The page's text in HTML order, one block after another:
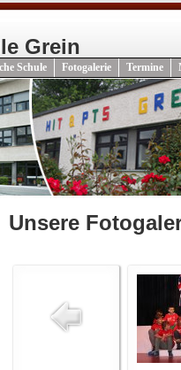
Grein
Schule Fotogalerie Termine
Unsere